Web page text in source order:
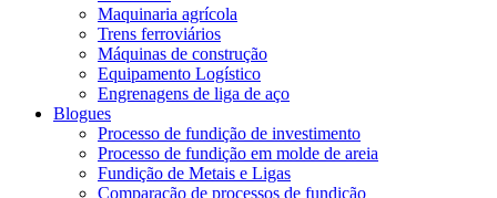
Maquinaria agrícola
Trens ferroviários
Máquinas de construção
Equipamento Logístico
Engrenagens de liga de aço
Blogues
Processo de fundição de investimento
Processo de fundição em molde de areia
Fundição de Metais e Ligas
Comparação de processos de fundição